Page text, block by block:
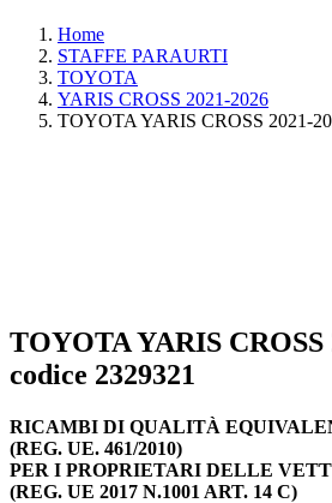
Home
STAFFE PARAURTI
TOYOTA
YARIS CROSS 2021-2026
TOYOTA YARIS CROSS 2021-
TOYOTA YARIS CROSS
codice 2329321
RICAMBI DI QUALITÀ
(REG. UE. 461/2010)
PER I PROPRIETARI DELLE
(REG. UE 2017 N.1001 ART. 14 C)